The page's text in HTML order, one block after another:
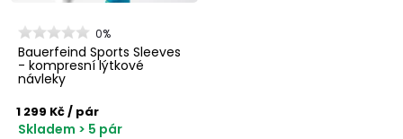
0%
Bauerfeind Sports Sleeves
- kompresní lýtkové
návleky
1 299 Kč/ pár
Skladem > 5 pár